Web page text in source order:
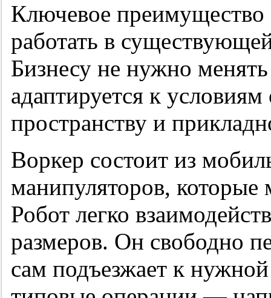
Ключевое
работать в
Бизнесу не нужно
адаптируется к
пространству и
Воркер состоит из
манипуляторов, которые
Робот легко
размеров. Он свободно
сам подъезжает к